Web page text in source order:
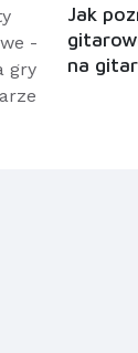
Jak
na